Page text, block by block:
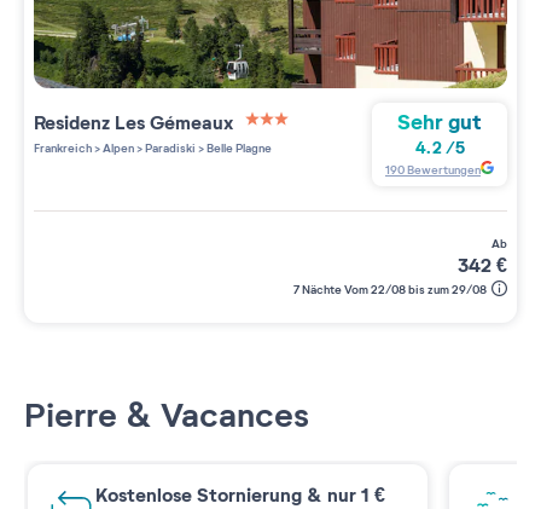
Residenz Les Gémeaux
3 étoiles sur 5
Frankreich>Alpen>Paradiski >Belle Plagne
Sehr gut
4.2/5
190Bewertungen
ab
342€
7 Nächte Vom 22/08 bis zum 29/08
Pierre & Vacances
Kostenlose Stornierung & nur 1 €